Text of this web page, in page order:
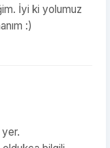
İyi ki yolumuz
:)
yer.